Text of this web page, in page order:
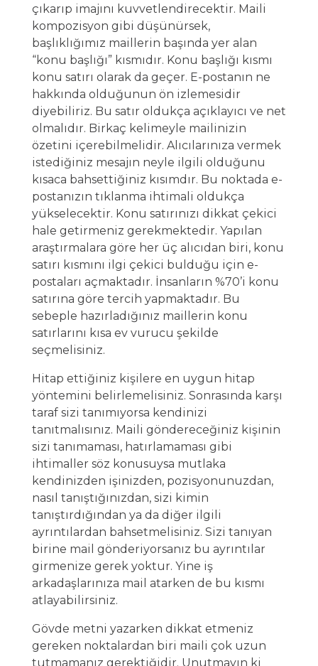
çıkarıp imajını kuvvetlendirecektir. Maili
kompozisyon gibi düşünürsek,
başlıklığımız maillerin başında yer alan
“konu başlığı” kısmıdır. Konu başlığı kısmı
konu satırı olarak da geçer. E-postanın ne
hakkında olduğunun ön izlemesidir
diyebiliriz. Bu satır oldukça açıklayıcı ve net
olmalıdır. Birkaç kelimeyle mailinizin
özetini içerebilmelidir. Alıcılarınıza vermek
istediğiniz mesajın neyle ilgili olduğunu
kısaca bahsettiğiniz kısımdır. Bu noktada e-
postanızın tıklanma ihtimali oldukça
yükselecektir. Konu satırınızı dikkat çekici
hale getirmeniz gerekmektedir. Yapılan
araştırmalara göre her üç alıcıdan biri, konu
satırı kısmını ilgi çekici bulduğu için e-
postaları açmaktadır. İnsanların %70’i konu
satırına göre tercih yapmaktadır. Bu
sebeple hazırladığınız maillerin konu
satırlarını kısa ev vurucu şekilde
seçmelisiniz.
Hitap ettiğiniz kişilere en uygun hitap
yöntemini belirlemelisiniz. Sonrasında karşı
taraf sizi tanımıyorsa kendinizi
tanıtmalısınız. Maili göndereceğiniz kişinin
sizi tanımaması, hatırlamaması gibi
ihtimaller söz konusuysa mutlaka
kendinizden işinizden, pozisyonunuzdan,
nasıl tanıştığınızdan, sizi kimin
tanıştırdığından ya da diğer ilgili
ayrıntılardan bahsetmelisiniz. Sizi tanıyan
birine mail gönderiyorsanız bu ayrıntılar
girmenize gerek yoktur. Yine iş
arkadaşlarınıza mail atarken de bu kısmı
atlayabilirsiniz.
Gövde metni yazarken dikkat etmeniz
gereken noktalardan biri maili çok uzun
tutmamanız gerektiğidir. Unutmayın ki